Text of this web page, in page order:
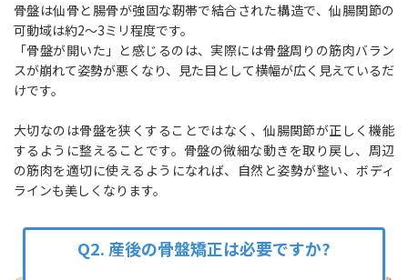
骨盤は仙骨と腸骨が強固な靭帯で結合された構造で、仙腸関節の
可動域は約2〜3ミリ程度です。
「骨盤が開いた」と感じるのは、実際には骨盤周りの筋肉バラン
スが崩れて姿勢が悪くなり、見た目として横幅が広く見えているだ
けです。
大切なのは骨盤を狭くすることではなく、仙腸関節が正しく機能
するように整えることです。骨盤の微細な動きを取り戻し、周辺
の筋肉を適切に使えるようになれば、自然と姿勢が整い、ボディ
ラインも美しくなります。
Q2. 産後の骨盤矯正は必要ですか?